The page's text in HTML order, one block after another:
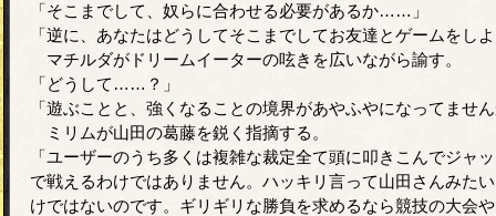
「そこまでして、奴らに合わせる必要があるか……」
「逆に、あなたはどうしてそこまでしてお友達とゲームをし
マチルダがドリームイーターの呟きを広いながら諭す。
「どうして……？」
「遊ぶことと、強くなることの境界があやふやになってませ
ミリムが山田の葛藤を鋭く指摘する。
「ユーザーのうち多くは複雑な裁定全て頭に叩きこんでジャ
で戦えるわけではありません。ハッキリ言って山田さんみた
けではないのです。ギリギリな勝負を求めるなら競技の大会